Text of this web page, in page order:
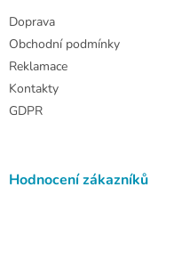
Doprava
Obchodní podmínky
Reklamace
Kontakty
GDPR
Hodnocení zákazníků